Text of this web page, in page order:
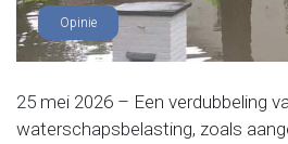
Opinie
25 mei 2026 – Een verdubbeling
waterschapsbelasting, zoals